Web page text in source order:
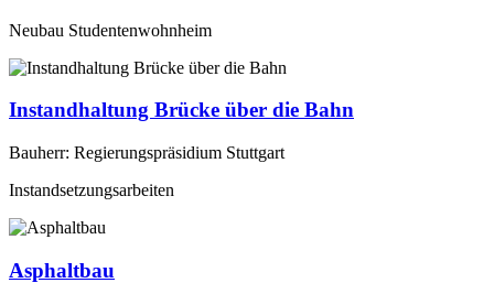
Neubau Studentenwohnheim
Instandhaltung Brücke über die Bahn
Bauherr: Regierungspräsidium Stuttgart
Instandsetzungsarbeiten
Asphaltbau